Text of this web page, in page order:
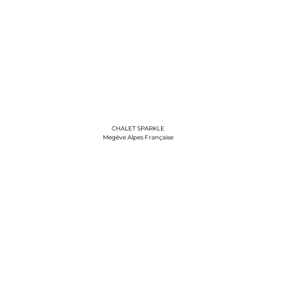
CHALET SPARKLE
Megève Alpes Française